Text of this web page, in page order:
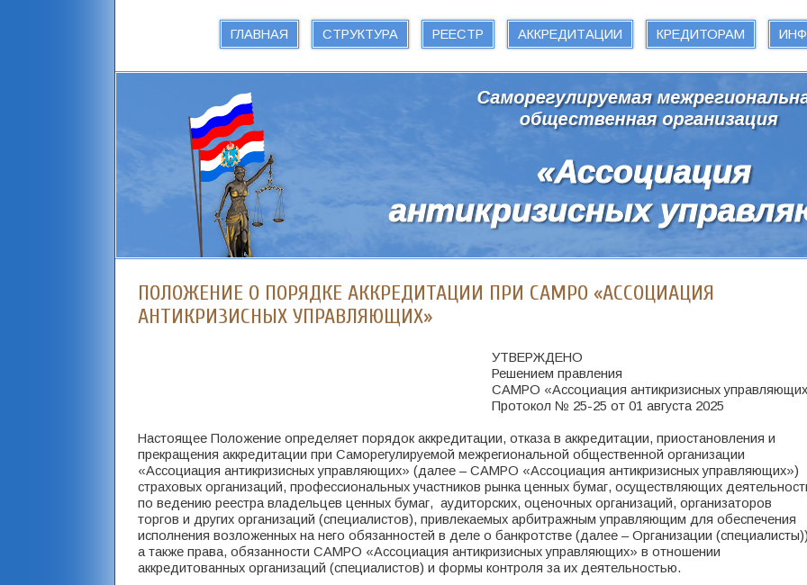
ГЛАВНАЯ СТРУКТУРА РЕЕСТР АККРЕДИТАЦИИ КРЕДИТОРАМ
ПОЛОЖЕНИЕ О ПОРЯДКЕ АККРЕДИТАЦИИ ПРИ САМРО «АССОЦИАЦИЯ
АНТИКРИЗИСНЫХ УПРАВЛЯЮЩИХ»
УТВЕРЖДЕНО
Решением правления
САМРО «Ассоциация антикризисных
Протокол № 25-25 от 01 августа 2025
Настоящее Положение определяет порядок аккредитации, отказа в аккредитации, приостановления и
прекращения аккредитации при Саморегулируемой межрегиональной общественной организации
«Ассоциация антикризисных управляющих» (далее – САМРО «Ассоциация антикризисных управляющих»)
страховых организаций, профессиональных участников рынка ценных бумаг, осуществляющих
по ведению реестра владельцев ценных бумаг, аудиторских, оценочных организаций, организаторов
торгов и других организаций (специалистов), привлекаемых арбитражным управляющим для обеспечения
исполнения возложенных на него обязанностей в деле о банкротстве (далее – Организации
а также права, обязанности САМРО «Ассоциация антикризисных управляющих» в отношении
аккредитованных организаций (специалистов) и формы контроля за их деятельностью.